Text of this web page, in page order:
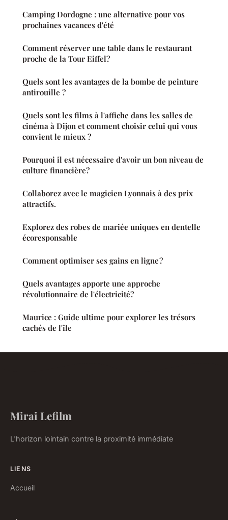
Camping Dordogne : une alternative pour vos
prochaines vacances d'été
Comment réserver une table dans le restaurant
proche de la Tour Eiffel?
Quels sont les avantages de la bombe de peinture
antirouille ?
Quels sont les films à l'affiche dans les salles de
cinéma à Dijon et comment choisir celui qui vous
convient le mieux ?
Pourquoi il est nécessaire d'avoir un bon niveau de
culture financière?
Collaborez avec le magicien Lyonnais à des prix
attractifs.
Explorez des robes de mariée uniques en dentelle
écoresponsable
Comment optimiser ses gains en ligne ?
Quels avantages apporte une approche
révolutionnaire de l'électricité?
Maurice : Guide ultime pour explorer les trésors
cachés de l'île
Mirai Lefilm
L'horizon lointain contre la proximité immédiate
LIENS
Accueil